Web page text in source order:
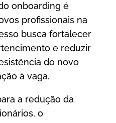
onboarding é
profissionais na
busca fortalecer
e reduzir
do novo
à vaga.
a redução da
o